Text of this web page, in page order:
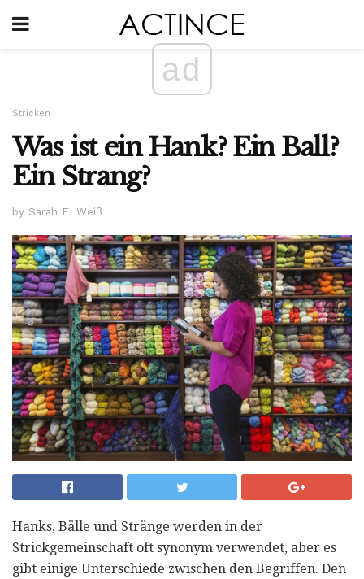
ad
Stricken
Was ist ein Hank? Ein Ball?
Ein Strang?
by Sarah E. Weiß
Hanks, Bälle und Stränge werden in der
Strickgemeinschaft oft synonym verwendet, aber es
gibt einige Unterschiede zwischen den Begriffen. Den